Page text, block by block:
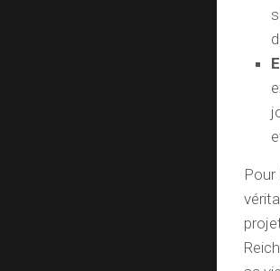
Pour